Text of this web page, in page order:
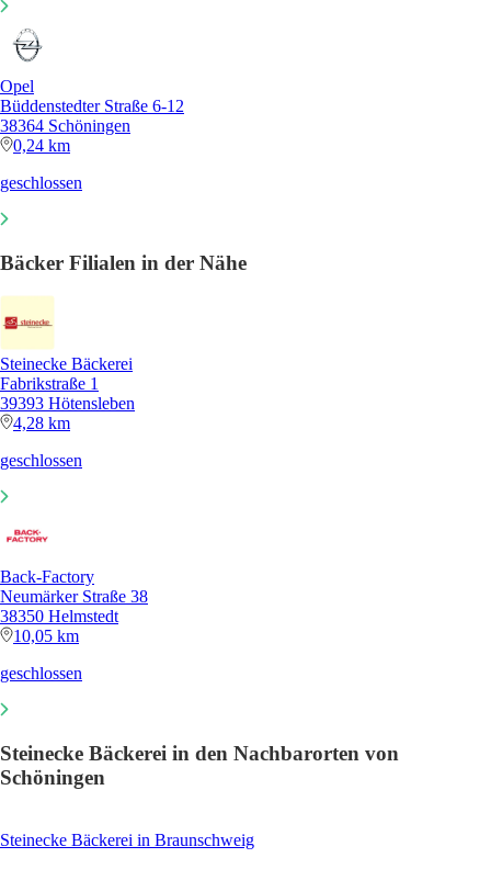
Opel
Büddenstedter Straße 6-12
38364 Schöningen
0,24 km
geschlossen
Bäcker Filialen in der Nähe
Steinecke Bäckerei
Fabrikstraße 1
39393 Hötensleben
4,28 km
geschlossen
Back-Factory
Neumärker Straße 38
38350 Helmstedt
10,05 km
geschlossen
Steinecke Bäckerei in den Nachbarorten von
Schöningen
Steinecke Bäckerei in Braunschweig